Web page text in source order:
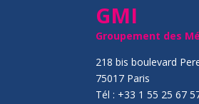
GMI
Groupement des
218 bis boulevard
75017 Paris
Tél : +33 1 55 25 67